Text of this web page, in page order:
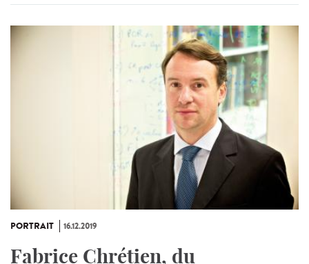
PORTRAIT 16.12.2019
Fabrice Chrétien, du